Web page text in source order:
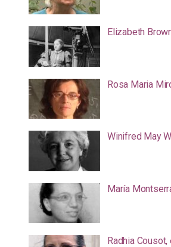
Elizabeth
Rosa Maria
Winifred May
María
Radhia